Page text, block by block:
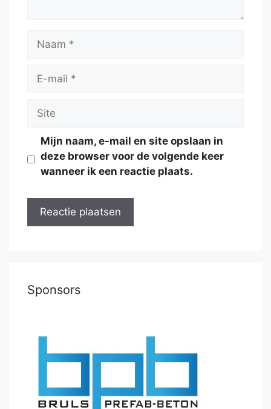
Naam
Site
Mijn naam, e-mail en site opslaan in
deze browser voor de volgende keer
wanneer ik een reactie plaats.
Sponsors